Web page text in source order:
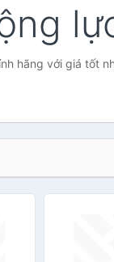
hãng với giá tốt